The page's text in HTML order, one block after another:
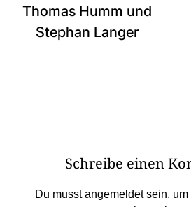
Thomas Humm und
Stephan Langer
Schreibe einen
Du musstangemeldetsein, um